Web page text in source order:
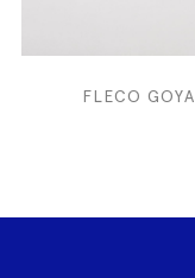
FLECO GOYA